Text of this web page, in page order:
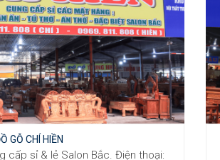
GỖ CHÍ HIỀN
cấp sỉ & lẻ Salon Bắc. Điện thoại: